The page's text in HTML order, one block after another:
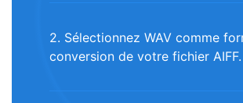
2. Sélectionnez WAV comme
conversion de votre fichier AIFF.